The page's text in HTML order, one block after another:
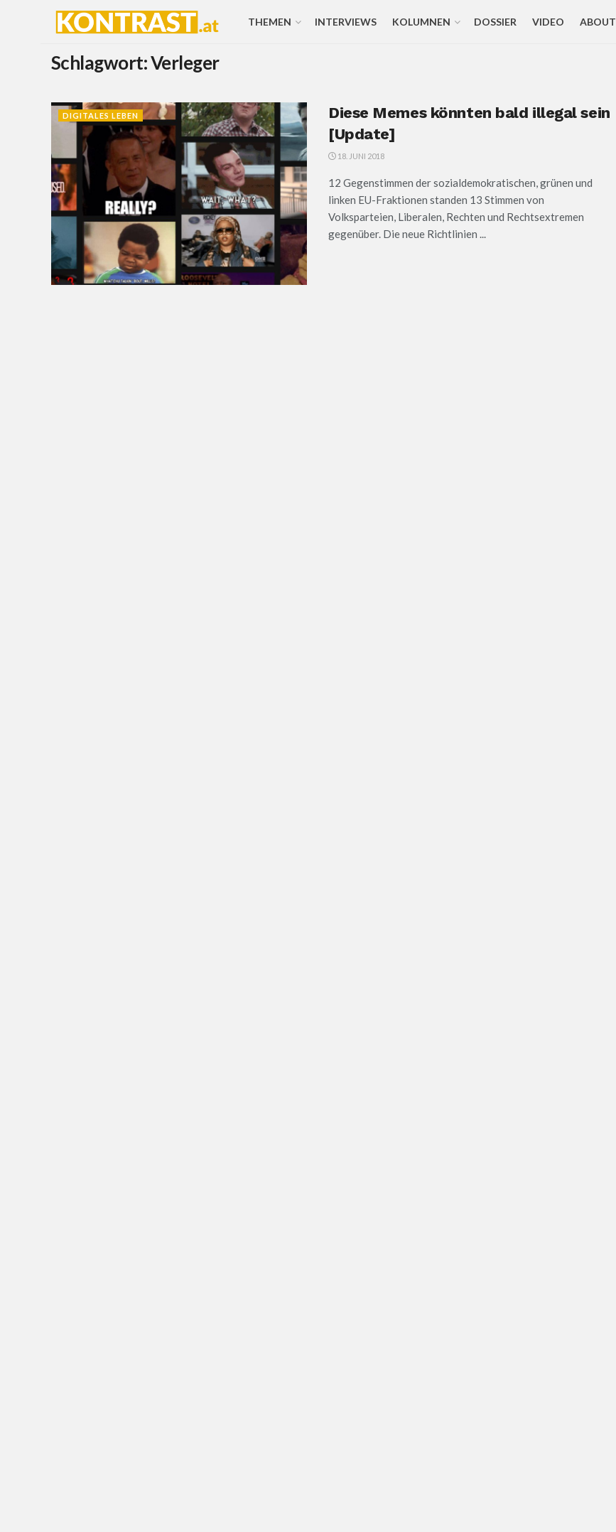
THEMEN INTERVIEWS KOLUMNEN DOSSIER VIDEO ABOUT
Schlagwort:Verleger
DIGITALES LEBEN
Diese Memes könnten bald illegal sein
[Update]
18. JUNI 2018
12 Gegenstimmen der sozialdemokratischen, grünen und
linken EU-Fraktionen standen 13 Stimmen von
Volksparteien, Liberalen, Rechten und Rechtsextremen
gegenüber. Die neue Richtlinien ...